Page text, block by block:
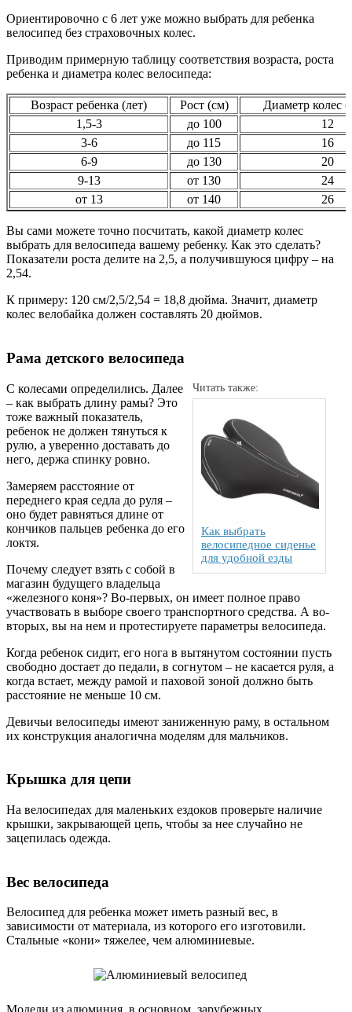
Ориентировочно с 6 лет уже можно выбрать для ребенка
велосипед без страховочных колес.
Приводим примерную таблицу соответствия возраста, роста
ребенка и диаметра колес велосипеда:
Возраст ребенка (лет) Рост (см)
Диаметр колес
1,5-3
до 100
12
3-6
до 115
16
6-9
до 130
20
9-13
от 130
24
от 13
от 140 26
Вы сами можете точно посчитать, какой диаметр колес
выбрать для велосипеда вашему ребенку. Как это сделать?
Показатели роста делите на 2,5, а получившуюся цифру – на
2,54.
К примеру: 120 см/2,5/2,54 = 18,8 дюйма. Значит, диаметр
колес велобайка должен составлять 20 дюймов.
Рама детского велосипеда
Читать также:
Как выбрать
велосипедное сиденье
для удобной езды
С колесами определились. Далее
– как выбрать длину рамы? Это
тоже важный показатель,
ребенок не должен тянуться к
рулю, а уверенно доставать до
него, держа спинку ровно.
Замеряем расстояние от
переднего края седла до руля –
оно будет равняться длине от
кончиков пальцев ребенка до его
локтя.
Почему следует взять с собой в
магазин будущего владельца
«железного коня»? Во-первых, он имеет полное право
участвовать в выборе своего транспортного средства. А во-
вторых, вы на нем и протестируете параметры велосипеда.
Когда ребенок сидит, его нога в вытянутом состоянии пусть
свободно достает до педали, в согнутом – не касается руля, а
когда встает, между рамой и паховой зоной должно быть
расстояние не меньше 10 см.
Девичьи велосипеды имеют заниженную раму, в остальном
их конструкция аналогична моделям для мальчиков.
Крышка для цепи
На велосипедах для маленьких ездоков проверьте наличие
крышки, закрывающей цепь, чтобы за нее случайно не
зацепилась одежда.
Вес велосипеда
Велосипед для ребенка может иметь разный вес, в
зависимости от материала, из которого его изготовили.
Стальные «кони» тяжелее, чем алюминиевые.